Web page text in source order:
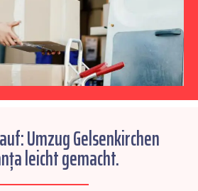
Umzug Gelsenkirchen
leicht gemacht.